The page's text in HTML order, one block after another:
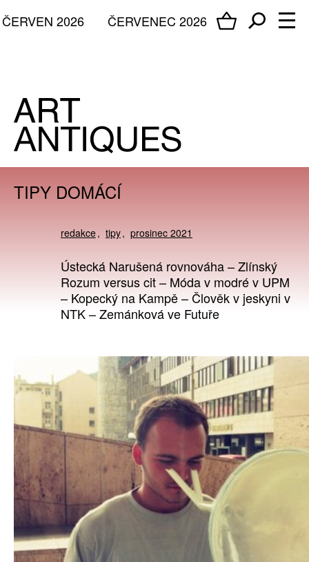
ČERVENEC 2026
ČERVEN 2026
TIPY DOMÁCÍ
redakce tipy prosinec 2021
Ústecká Narušená rovnováha – Zlínský
Rozum versus cit – Móda v modré v UPM
– Kopecký na Kampě – Člověk v jeskyni v
NTK – Zemánková ve Futuře